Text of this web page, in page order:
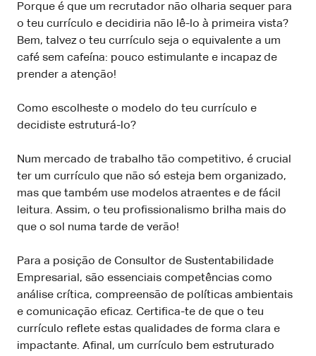
Porque é que um recrutador não olharia sequer para
o teu currículo e decidiria não lê-lo à primeira vista?
Bem, talvez o teu currículo seja o equivalente a um
café sem cafeína: pouco estimulante e incapaz de
prender a atenção!
Como escolheste o modelo do teu currículo e
decidiste estruturá-lo?
Num mercado de trabalho tão competitivo, é crucial
ter um currículo que não só esteja bem organizado,
mas que também use modelos atraentes e de fácil
leitura. Assim, o teu profissionalismo brilha mais do
que o sol numa tarde de verão!
Para a posição de Consultor de Sustentabilidade
Empresarial, são essenciais competências como
análise crítica, compreensão de políticas ambientais
e comunicação eficaz. Certifica-te de que o teu
currículo reflete estas qualidades de forma clara e
impactante. Afinal, um currículo bem estruturado